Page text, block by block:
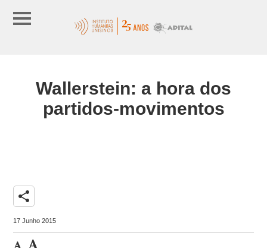
Wallerstein: a hora dos
partidos-movimentos
share
17 Junho 2015